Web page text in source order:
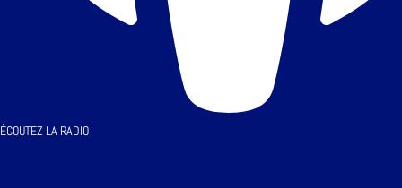
ÉCOUTEZ LA RADIO